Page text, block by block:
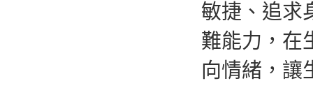
敏捷、追求
難能力，在
向情緒，讓